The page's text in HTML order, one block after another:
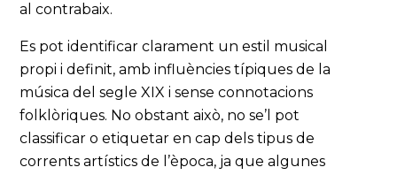
al contrabaix.
Es pot identificar clarament un estil musical
propi i definit, amb influències típiques de la
música del segle XIX i sense connotacions
folklòriques. No obstant això, no se’l pot
classificar o etiquetar en cap dels tipus de
corrents artístics de l’època, ja que algunes